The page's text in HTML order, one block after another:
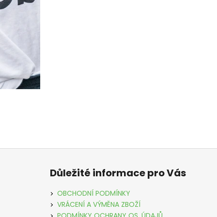
Důležité informace pro Vás
OBCHODNÍ PODMÍNKY
VRÁCENÍ A VÝMĚNA ZBOŽÍ